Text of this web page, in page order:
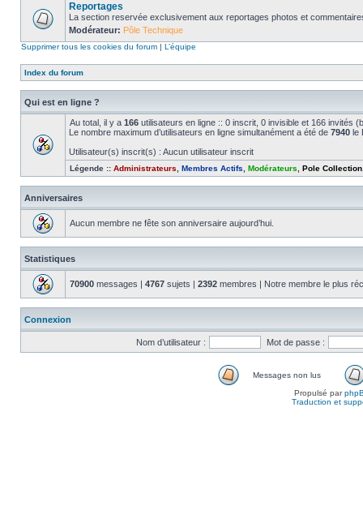
Reportages
La section reservée exclusivement aux reportages photos et
Modérateur: Pôle Technique
Supprimer tous les cookies du forum | L’équipe
Index du forum
Qui est en ligne ?
Au total, il y a 166 utilisateurs en ligne :: 0 inscrit, 0 invisible et 166 invités
Le nombre maximum d’utilisateurs en ligne simultanément a été de 7940 le
Utilisateur(s) inscrit(s) : Aucun utilisateur inscrit
Légende :: Administrateurs Membres Actifs Modérateurs Pole Collection
Anniversaires
Aucun membre ne fête son anniversaire aujourd’hui.
Statistiques
70900 messages | 4767 sujets | 2392 membres | Notre membre le plus
Connexion
Nom d’utilisateur : Mot de passe :
Messages non lus
Propulsé par
Traduction et